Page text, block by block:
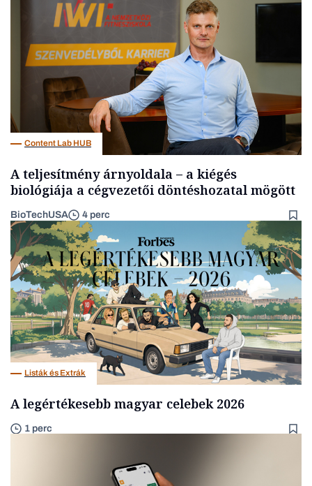
Befektetés
Content Lab HUB
A teljesítmény árnyoldala – a kiégés
biológiája a cégvezetői döntéshozatal mögött
BioTechUSA 4 perc
Listák és Extrák
A legértékesebb magyar celebek 2026
1 perc